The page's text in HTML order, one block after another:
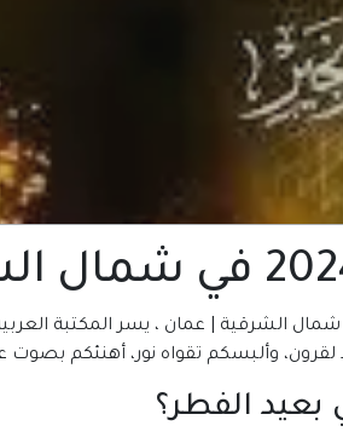
عمان
لقرون، وألبسكم تقواه نور، أهنئكم بصوت
بعيد الفطر؟